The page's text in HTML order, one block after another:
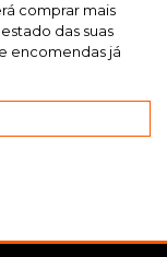
comprar mais
das suas
encomendas já